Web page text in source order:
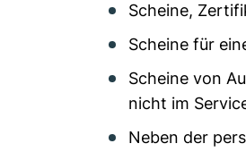
Scheine,
Scheine für
Scheine von
nicht im
Neben der